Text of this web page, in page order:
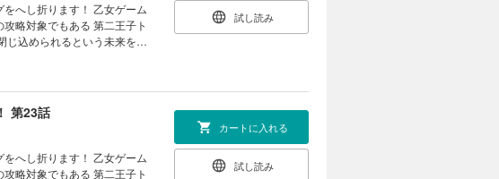
ます！ 乙女ゲーム
略対象でもある 第二王子ト
じ込められるという未来を回
頼が育まれていって……。
試し読み
第23話
ます！ 乙女ゲーム
略対象でもある 第二王子ト
カートに入れる
試し読み